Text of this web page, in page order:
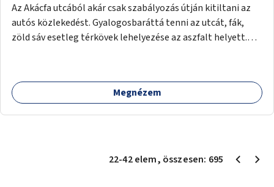
Az Akácfa utcából akár csak szabályozás útján kitiltani az
autós közlekedést. Gyalogosbaráttá tenni az utcát, fák,
zöld sáv esetleg térkövek lehelyezése az aszfalt helyett.
Megnézem
22-42elem, összesen: 695